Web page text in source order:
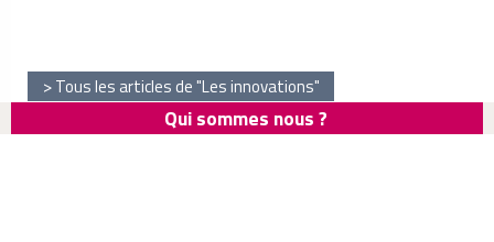
Tous les articles de "Les innovations"
Qui sommes nous ?